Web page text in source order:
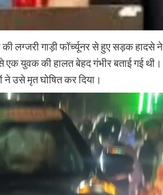
की लग्जरी गाड़ी फॉर्च्यूनर से हुए सड़क हादसे ने
एक युवक की हालत बेहद गंभीर बताई गई थी।
उसे मृत घोषित कर दिया।